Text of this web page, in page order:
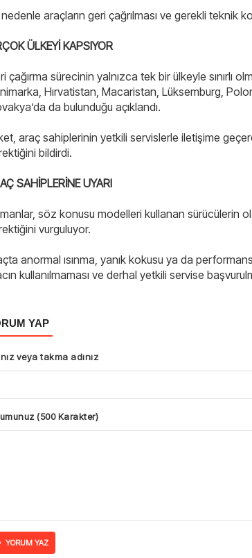
araçların geri çağrılması ve gerekli teknik
ÜLKEYİ KAPSIYOR
çağırma sürecinin yalnızca tek bir ülkeyle sınırlı
Hırvatistan, Macaristan, Lüksemburg,
da bulunduğu açıklandı.
araç sahiplerinin yetkili servislerle iletişime
bildirdi.
SAHİPLERİNE UYARI
söz konusu modelleri kullanan sürücülerin
vurguluyor.
anormal ısınma, yanık kokusu ya da
kullanılmaması ve derhal yetkili servise
YAP
veya takma adınız
(500 Karakter)
YORUM YAZ